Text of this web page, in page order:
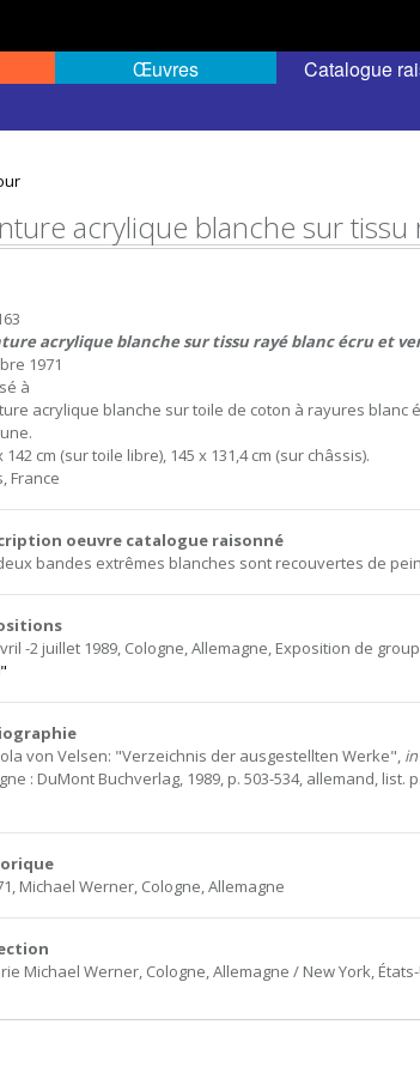
Œuvres
public
Catalogue
acrylique blanche sur
acrylique blanche sur tissu rayé blanc écru et
1971
à
acrylique blanche sur toile de coton à rayures blanc
142 cm (sur toile libre), 145 x 131,4 cm (sur châssis).
France
oeuvre catalogue raisonné
bandes extrêmes blanches sont recouvertes de
-2 juillet 1989, Cologne, Allemagne, Exposition de
von Velsen: "Verzeichnis der ausgestellten Werke", in
: DuMont Buchverlag, 1989, p. 503-534, allemand, list.
Michael Werner, Cologne, Allemagne
Michael Werner, Cologne, Allemagne / New York,